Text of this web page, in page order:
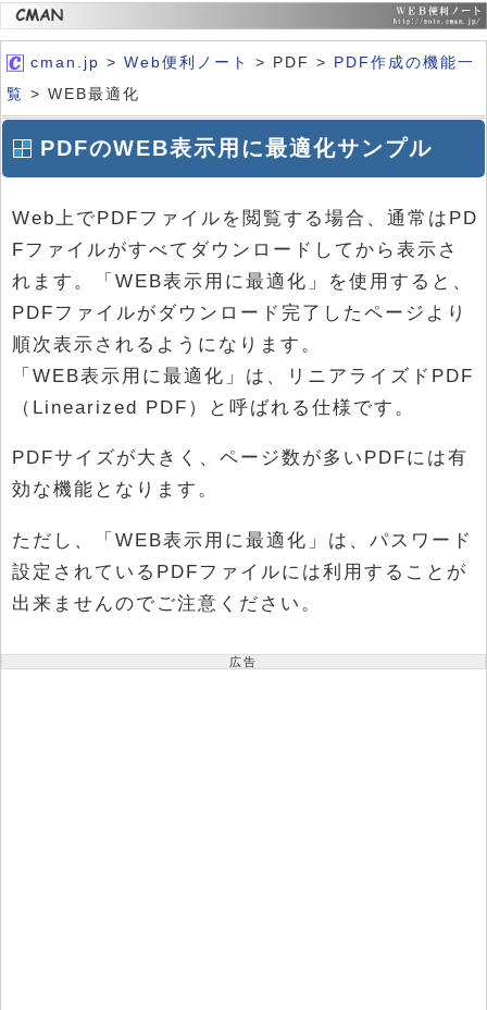
cman.jp > Web便利ノート > PDF > PDF作成の機能一
覧 > WEB最適化
PDFのWEB表示用に最適化サンプル
Web上でPDFファイルを閲覧する場合、通常はPD
Fファイルがすべてダウンロードしてから表示さ
れます。「WEB表示用に最適化」を使用すると、
PDFファイルがダウンロード完了したページより
順次表示されるようになります。
「WEB表示用に最適化」は、リニアライズドPDF
（Linearized PDF）と呼ばれる仕様です。
PDFサイズが大きく、ページ数が多いPDFには有
効な機能となります。
ただし、「WEB表示用に最適化」は、パスワード
設定されているPDFファイルには利用することが
出来ませんのでご注意ください。
広告